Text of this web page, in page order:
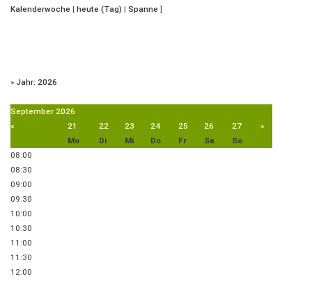
Kalenderwoche | heute (Tag) | Spanne ]
» Jahr: 2026
September 2026
«
21 22 23 24 25 26 27
»
Mo
Di Mi Do Fr Sa
So
08:00
08:30
09:00
09:30
10:00
10:30
11:00
11:30
12:00